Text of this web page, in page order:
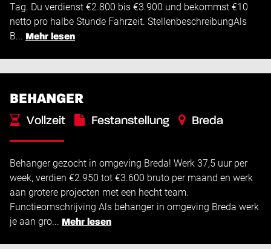
Tag. Du verdienst €2.800 bis €3.900 und bekommst €10
netto pro halbe Stunde Fahrzeit. StellenbeschreibungAls
B... Mehr lesen
BEHANGER
Vollzeit Festanstellung
Breda
€2.950 -€
Behanger gezocht in omgeving Breda! Werk 37,5 uur per
week, verdien €2.950 tot €3.600 bruto per maand en werk
aan grotere projecten met een hecht team.
Functieomschrijving Als behanger in omgeving Breda werk
je aan gro... Mehr lesen